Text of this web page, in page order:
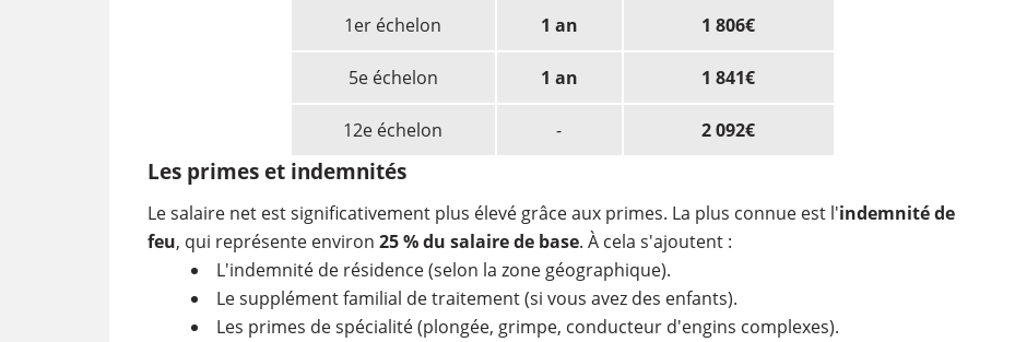
1er échelon 1 an 1 806€
5e échelon 1 an 1 841€
12e échelon - 2 092€
Les primes et indemnités
Le salaire net est significativement plus élevé grâce aux primes. La plus connue est l'indemnité de
feu, qui représente environ 25 % du salaire de base. À cela s'ajoutent :
L'indemnité de résidence (selon la zone géographique).
Le supplément familial de traitement (si vous avez des enfants).
Les primes de spécialité (plongée, grimpe, conducteur d'engins complexes).